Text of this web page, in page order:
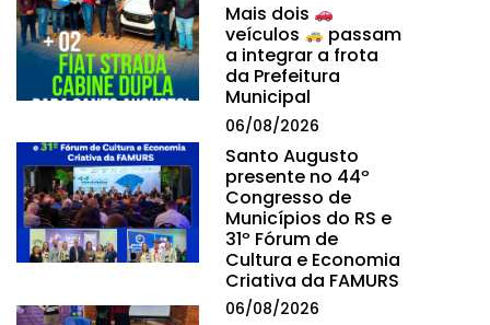
Mais dois
veículos
passam
a integrar a frota
da Prefeitura
Municipal
06/08/2026
Santo Augusto
presente no 44º
Congresso de
Municípios do RS e
31º Fórum de
Cultura e Economia
Criativa da FAMURS
06/08/2026